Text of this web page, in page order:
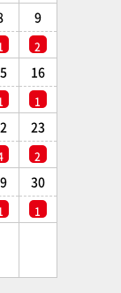
9
2
16
1
23
2
30
1